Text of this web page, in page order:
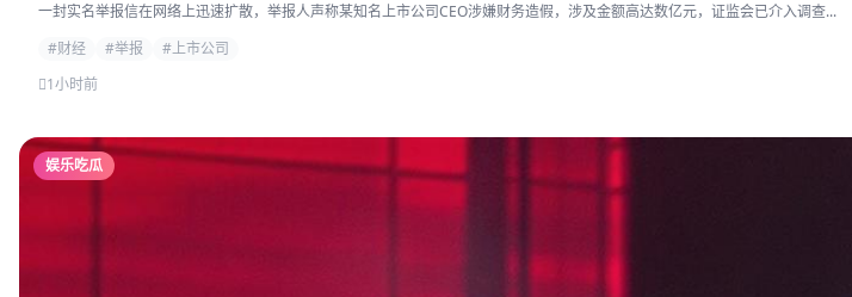
一封实名举报信在网络上迅速扩散，举报人声称某知名上市公司CEO涉嫌财务造假，涉及金额高达数亿元，证监会已介入调查...
#财经
#举报
#上市公司
1小时前
娱乐吃瓜